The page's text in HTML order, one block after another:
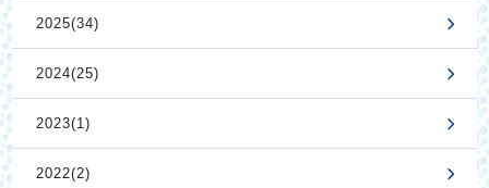
2025(34)
2024(25)
2023(1)
2022(2)